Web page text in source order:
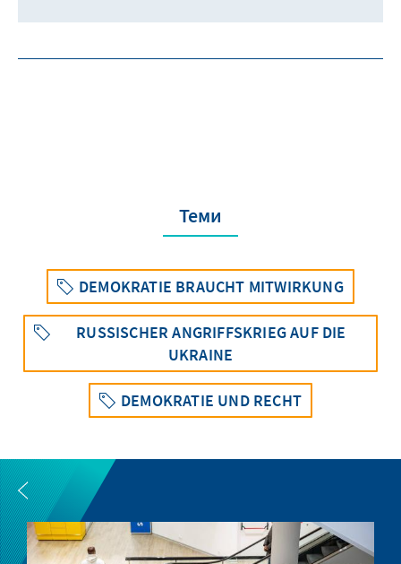
Теми
DEMOKRATIE BRAUCHT MITWIRKUNG
RUSSISCHER ANGRIFFSKRIEG AUF DIE
UKRAINE
DEMOKRATIE UND RECHT